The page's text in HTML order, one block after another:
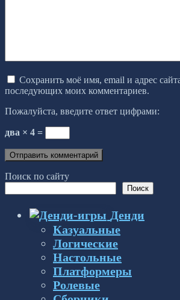
Сохранить моё имя, email и адрес
последующих моих комментариев.
Пожалуйста, введите ответ цифрами:
два × 4 =
Поиск по сайту
Поиск
Денди
Казуальные
Логические
Настольные
Платформеры
Ролевые